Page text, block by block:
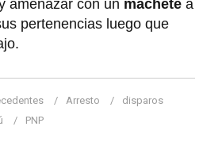
amenazar con un machete a
pertenencias luego que
Arresto
disparos
PNP